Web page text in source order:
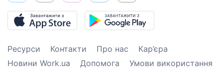
Ресурси Контакти Про нас
Кар’єра
Новини Work.ua
Допомога Умови використання